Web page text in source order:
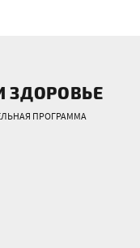
ЗДОРОВЬЕ
ПРОГРАММА